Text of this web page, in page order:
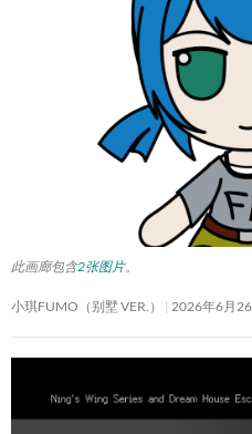
此画廊包含2张图片。
小琪FUMO（别墅 VER.） 2026年6月